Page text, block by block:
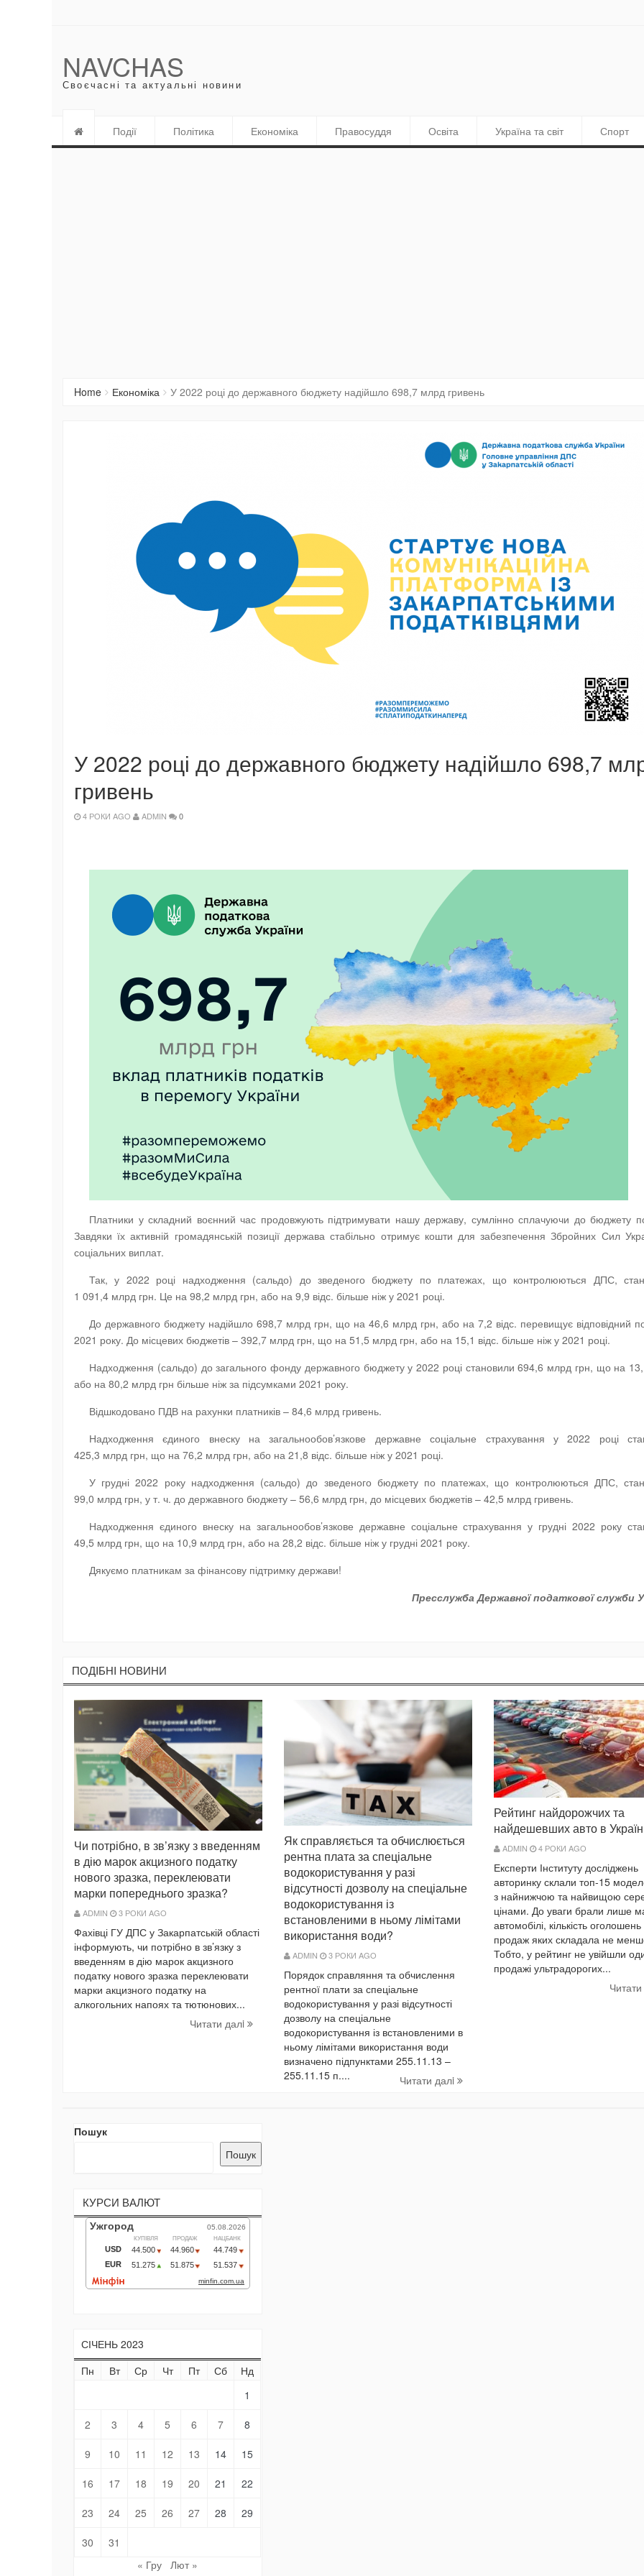
NAVCHAS
Своєчасні та актуальні новини
Події Політика Економіка Правосуддя Освіта Україна та світ Спорт
Home Економіка У 2022 році до державного бюджету надійшло 698,7 млрд гривень
У 2022 році до державного бюджету надійшло 698,7
гривень
4 РОКИ AGO ADMIN 0
Платники у складний воєнний час продовжують підтримувати нашу державу, сумлінно сплачуючи до бюджету
Завдяки їх активній громадянській позиції держава стабільно отримує кошти для забезпечення Збройних Сил
соціальних виплат.
Так, у 2022 році надходження (сальдо) до зведеного бюджету по платежах, що контролюються ДПС,
1 091,4 млрд грн. Це на 98,2 млрд грн, або на 9,9 відс. більше ніж у 2021 році.
До державного бюджету надійшло 698,7 млрд грн, що на 46,6 млрд грн, або на 7,2 відс. перевищує відповідний
2021 року. До місцевих бюджетів – 392,7 млрд грн, що на 51,5 млрд грн, або на 15,1 відс. більше ніж у 2021 році.
Надходження (сальдо) до загального фонду державного бюджету у 2022 році становили 694,6 млрд грн, що на
або на 80,2 млрд грн більше ніж за підсумками 2021 року.
Відшкодовано ПДВ на рахунки платників – 84,6 млрд гривень.
Надходження єдиного внеску на загальнообов’язкове державне соціальне страхування у 2022 році
425,3 млрд грн, що на 76,2 млрд грн, або на 21,8 відс. більше ніж у 2021 році.
У грудні 2022 року надходження (сальдо) до зведеного бюджету по платежах, що контролюються ДПС,
99,0 млрд грн, у т. ч. до державного бюджету – 56,6 млрд грн, до місцевих бюджетів – 42,5 млрд гривень.
Надходження єдиного внеску на загальнообов’язкове державне соціальне страхування у грудні 2022 року
49,5 млрд грн, що на 10,9 млрд грн, або на 28,2 відс. більше ніж у грудні 2021 року.
Дякуємо платникам за фінансову підтримку держави!
Пресслужба Державної податкової служби
ПОДIБНI НОВИНИ
Чи потрібно, в зв’язку з введенням
в дію марок акцизного податку
нового зразка, переклеювати
марки попереднього зразка?
ADMIN 3 РОКИ AGO
Фахівці ГУ ДПС у Закарпатській області
інформують, чи потрібно в зв’язку з
введенням в дію марок акцизного
податку нового зразка переклеювати
марки акцизного податку на
алкогольних напоях та тютюнових...
Читати далi
Як справляється та обчислюється
рентна плата за спеціальне
водокористування у разі
відсутності дозволу на спеціальне
водокористування із
встановленими в ньому лімітами
використання води?
ADMIN 3 РОКИ AGO
Порядок справляння та обчислення
рентної плати за спеціальне
водокористування у разі відсутності
дозволу на спеціальне
водокористування із встановленими в
ньому лімітами використання води
визначено підпунктами 255.11.13 –
255.11.15 п....
Читати далi
Рейтинг найдорожчих та
найдешевших авто в
ADMIN 4 РОКИ AGO
Експерти Інституту досліджень
авторинку склали топ-15
з найнижчою та найвищою
цінами. До уваги брали лише
автомобілі, кількість
продаж яких складала не
Тобто, у рейтинг не увійшли
продажі ультрадорогих...
Пошук
Пошук
КУРСИ ВАЛЮТ
СІЧЕНЬ 2023
Пн
Вт Ср Чт Пт Сб
Нд
1
2 3 4 5 6 7 8
9 10 11 12 13 14 15
16 17 18 19 20 21 22
23 24 25 26 27 28 29
30
31
« Гру
Лют »